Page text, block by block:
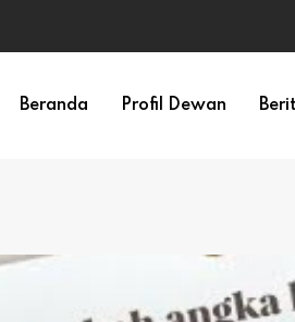
Beranda Profil Dewan